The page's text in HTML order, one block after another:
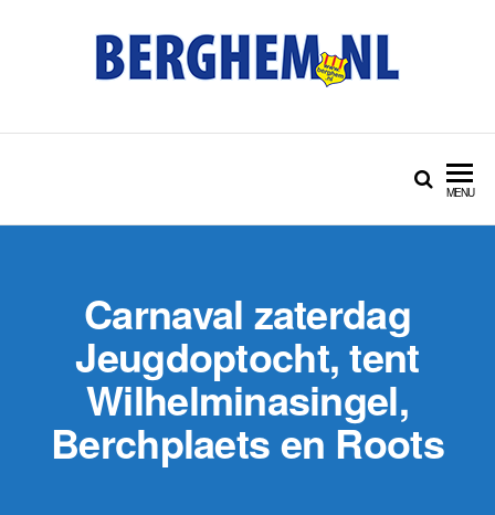
BERGHEM.NLvoor Bérgse mensen
MENU
Carnaval zaterdag
Jeugdoptocht, tent
Wilhelminasingel,
Berchplaets en Roots